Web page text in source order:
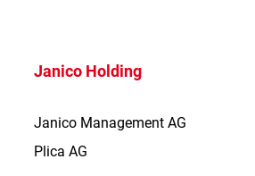
Janico Holding
Janico Management AG
Plica AG